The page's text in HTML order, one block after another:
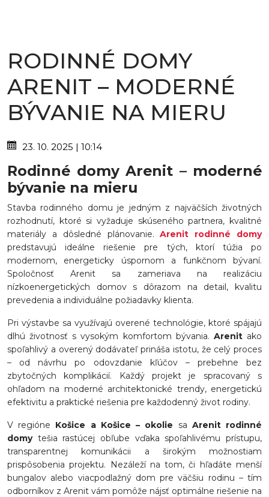
RODINNÉ DOMY
ARENIT – MODERNÉ
BÝVANIE NA MIERU
23. 10. 2025 | 10:14
Rodinné domy Arenit – moderné
bývanie na mieru
Stavba rodinného domu je jedným z najväčších životných
rozhodnutí, ktoré si vyžaduje skúseného partnera, kvalitné
materiály a dôsledné plánovanie.Arenit rodinné domy
predstavujú ideálne riešenie pre tých, ktorí túžia po
modernom, energeticky úspornom a funkčnom bývaní.
Spoločnosť Arenit sa zameriava na realizáciu
nízkoenergetických domov s dôrazom na detail, kvalitu
prevedenia a individuálne požiadavky klienta.
Pri výstavbe sa využívajú overené technológie, ktoré spájajú
dlhú životnosť s vysokým komfortom bývania. Arenitako
spoľahlivý a overený dodávateľ prináša istotu, že celý proces
– od návrhu po odovzdanie kľúčov – prebehne bez
zbytočných komplikácií. Každý projekt je spracovaný s
ohľadom na moderné architektonické trendy, energetickú
efektivitu a praktické riešenia pre každodenný život rodiny.
V regióne Košice a Košice – okolie sa Arenit rodinné
domytešia rastúcej obľube vďaka spoľahlivému prístupu,
transparentnej komunikácii a širokým možnostiam
prispôsobenia projektu. Nezáleží na tom, či hľadáte menší
bungalov alebo viacpodlažný dom pre väčšiu rodinu – tím
odborníkov z Arenit vám pomôže nájsť optimálne riešenie na